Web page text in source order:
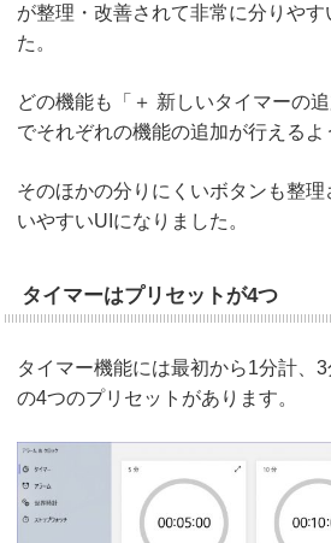
が整理・改善されて非常に分りや
た。
どの機能も「＋ 新しいタイマーの
でそれぞれの機能の追加が行えるよ
そのほかの分りにくいボタンも整
いやすいUIになりました。
タイマーはプリセットが4つ
タイマー機能には最初から1分計、
の4つのプリセットがあります。